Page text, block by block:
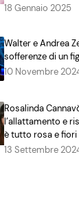
18 Gennaio 2025
Walter e Andrea
sofferenze di un
10 Novembre
Rosalinda
l’allattamento e
è tutto rosa e fiori
13 Settembre